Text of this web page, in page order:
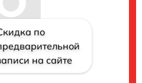
по
на сайте